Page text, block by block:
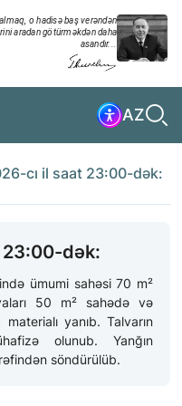
almaq, o hadisə baş verəndən
aradan götürməkdən daha
asandır...
AZ
cı il saat 23:00-dək:
23:00-dək:
ümumi sahəsi 70 m²
50 m² sahədə və
yanıb. Talvarın
olunub. Yanğın
söndürülüb.